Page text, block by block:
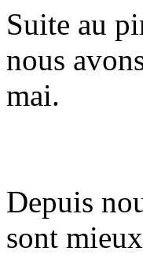
Suite au
nous
mai.
Depuis
sont